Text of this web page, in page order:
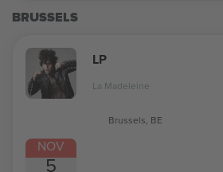
BRUSSELS
NOV
5
LP
La Madeleine
Brussels, BE